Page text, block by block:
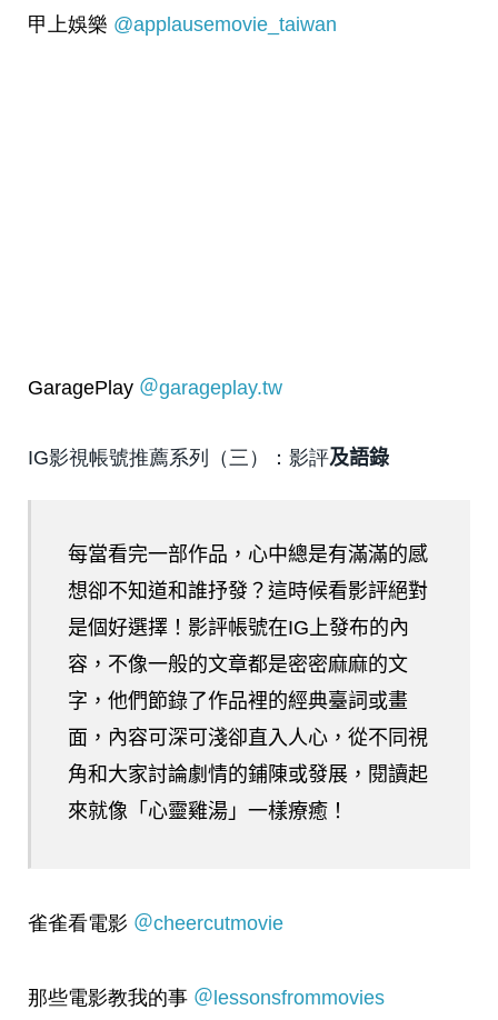
甲上娛樂 @applausemovie_taiwan
GaragePlay ＠garageplay.tw
IG影視帳號推薦系列（三）：影評及語錄
每當看完一部作品，心中總是有滿滿的感
想卻不知道和誰抒發？這時候看影評絕對
是個好選擇！影評帳號在IG上發布的內
容，不像一般的文章都是密密麻麻的文
字，他們節錄了作品裡的經典臺詞或畫
面，內容可深可淺卻直入人心，從不同視
角和大家討論劇情的鋪陳或發展，閱讀起
來就像「心靈雞湯」一樣療癒！
雀雀看電影 ＠cheercutmovie
那些電影教我的事 ＠lessonsfrommovies